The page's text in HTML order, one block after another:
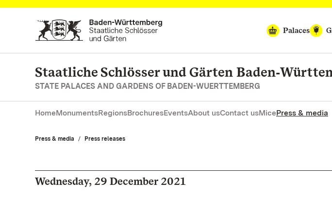
Navigate to main page
Palaces
Staatliche Schlösser und Gärten
STATE PALACES AND GARDENS OF BADEN-WUERTTEMBERG
HomeMonumentsRegionsBrochuresEventsAbout usContact usMicePress & media
Press & media Press releases
Wednesday, 29 December 2021